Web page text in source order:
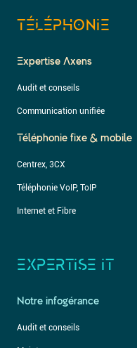
TÉLÉPHONIE
Expertise Axens
Audit et conseils
Communication unifiée
Téléphonie fixe & mobile
Centrex, 3CX
Téléphonie VoIP, ToIP
Internet et Fibre
EXPERTISE IT
Notre infogérance
Audit et conseils